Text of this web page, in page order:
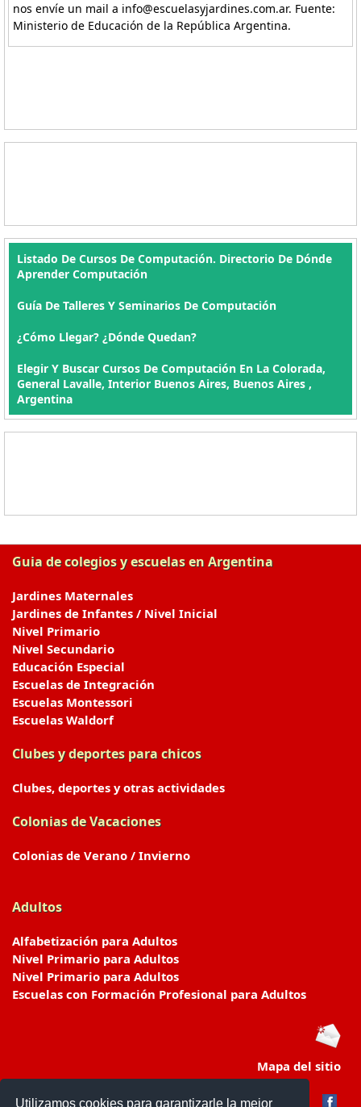
Utilizamos cookies para garantizarle la mejor
nos envíe un mail a info@escuelasyjardines.com.ar. Fuente:
Ministerio de Educación de la República Argentina.
Listado De Cursos De Computación. Directorio De Dónde
Aprender Computación
Guía De Talleres Y Seminarios De Computación
¿Cómo Llegar? ¿Dónde Quedan?
Elegir Y Buscar Cursos De Computación En La Colorada,
General Lavalle, Interior Buenos Aires, Buenos Aires ,
Argentina
Guia de colegios y escuelas en Argentina
Jardines Maternales
Jardines de Infantes / Nivel Inicial
Nivel Primario
Nivel Secundario
Educación Especial
Escuelas de Integración
Escuelas Montessori
Escuelas Waldorf
Clubes y deportes para chicos
Clubes, deportes y otras actividades
Colonias de Vacaciones
Colonias de Verano / Invierno
Adultos
Alfabetización para Adultos
Nivel Primario para Adultos
Nivel Primario para Adultos
Escuelas con Formación Profesional para Adultos
Mapa del sitio